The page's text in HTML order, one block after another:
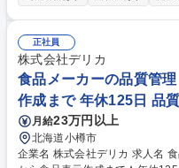
や入庫在庫管理 ■パートや派遣
スタッフとして経験を積んだ後
を期待しています。正当な評価
積んでいただけます。 募集職種 【島田市】食品製造/中食業界トップクラ
ス/バローGの安定基盤◎
正社員
株式会社デリカ
食品メーカーの品質管
作成まで 年休125日 品
月給23万円以上
北海道小樽市
企業名 株式会社デリカ 求人名 食品メーカーの品質管理【小樽】製品検査